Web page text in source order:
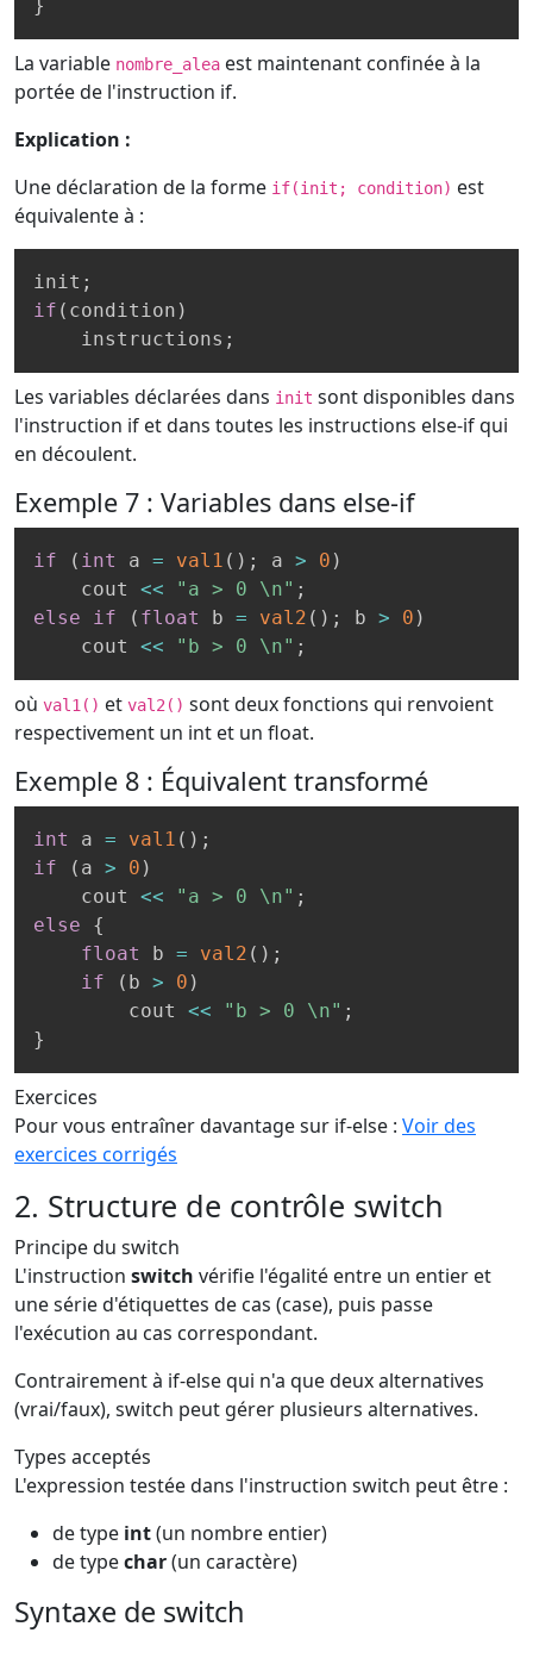
}
La variable nombre_alea est maintenant confinée à la
portée de l'instruction if.
Explication :
Une déclaration de la forme if(init; condition) est
équivalente à :
init ;
if ( condition )
    instructions
;
Les variables déclarées dans init sont disponibles dans
l'instruction if et dans toutes les instructions else-if qui
en découlent.
Exemple 7 : Variables dans else-if
if ( int a = val1 ( ) ; a > 0 )
    cout
<< "a > 0 \n" ;
else
if ( float b = val2 ( ) ; b > 0 )
    cout
<< "b > 0 \n" ;
où val1() et val2() sont deux fonctions qui renvoient
respectivement un int et un float.
Exemple 8 : Équivalent transformé
int a = val1 ( ) ;
if
( a > 0 )
    cout
<< "a > 0 \n" ;
else
{
float
b = val2 ( ) ;
if
( b > 0 )
        cout
<< "b > 0 \n" ;
}
Exercices
Pour vous entraîner davantage sur if-else : Voir des
exercices corrigés
2. Structure de contrôle switch
Principe du switch
L'instruction switch vérifie l'égalité entre un entier et
une série d'étiquettes de cas (case), puis passe
l'exécution au cas correspondant.
Contrairement à if-else qui n'a que deux alternatives
(vrai/faux), switch peut gérer plusieurs alternatives.
Types acceptés
L'expression testée dans l'instruction switch peut être :
de type int(un nombre entier)
de typechar(un caractère)
Syntaxe de switch